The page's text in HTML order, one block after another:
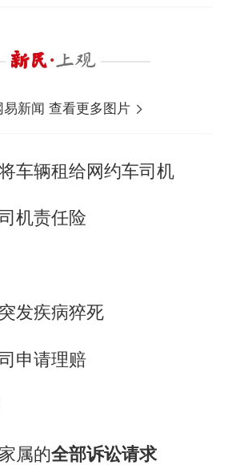
易新闻 查看更多图片
车辆租给网约车司机
机责任险
发疾病猝死
申请理赔
属的全部诉讼请求